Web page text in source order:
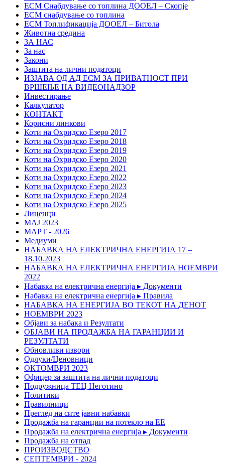
ЕСМ Снабдување со топлина ДООЕЛ – Скопје
ЕСМ снабдување со топлина
ЕСМ Топлификација ДООЕЛ – Битола
Животна средина
ЗА НАС
За нас
Закони
Заштита на лични податоци
ИЗЈАВА ОД АД ЕСМ ЗА ПРИВАТНОСТ ПРИ
ВРШЕЊЕ НА ВИДЕОНАДЗОР
Инвестирање
Калкулатор
КОНТАКТ
Корисни линкови
Коти на Охридско Езеро 2017
Коти на Охридско Езеро 2018
Коти на Охридско Езеро 2019
Коти на Охридско Езеро 2020
Коти на Охридско Езеро 2021
Коти на Охридско Езеро 2022
Коти на Охридско Езеро 2023
Коти на Охридско Езеро 2024
Коти на Охридско Езеро 2025
Лиценци
МАЈ 2023
МАРТ - 2026
Медиуми
НАБАВКА НА ЕЛЕКТРИЧНА ЕНЕРГИЈА 17 –
18.10.2023
НАБАВКА НА ЕЛЕКТРИЧНА ЕНЕРГИЈА НОЕМВРИ
2022
Набавка на електрична енергија ▸ Документи
Набавка на електрична енергија ▸ Правила
НАБАВКА НА ЕНЕРГИЈА ВО ТЕКОТ НА ДЕНОТ
НОЕМВРИ 2023
Објави за набака и Резултати
ОБЈАВИ НА ПРОДАЖБА НА ГАРАНЦИИ И
РЕЗУЛТАТИ
Обновливи извори
Одлуки/Ценовници
ОКТОМВРИ 2023
Офицер за заштита на лични податоци
Подружница ТЕЦ Неготино
Политики
Правилници
Преглед на сите јавни набавки
Продажба на гаранции на потекло на ЕЕ
Продажба на електрична енергија ▸ Документи
Продажба на отпад
ПРОИЗВОДСТВО
СЕПТЕМВРИ - 2024